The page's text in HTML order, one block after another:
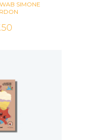
SIMONE